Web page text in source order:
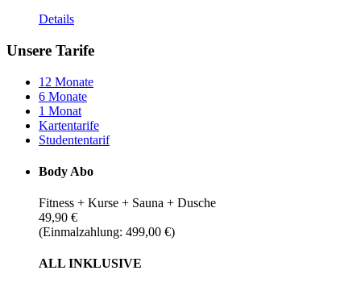
Details
Unsere Tarife
12 Monate
6 Monate
1 Monat
Kartentarife
Studententarif
Body Abo
Fitness + Kurse + Sauna + Dusche
49,90 €
(Einmalzahlung: 499,00 €)
ALL INKLUSIVE